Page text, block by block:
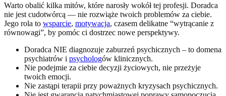
Warto obalić kilka mitów, które narosły wokół tej profesji. Doradca
nie jest cudotwórcą — nie rozwiąże twoich problemów za ciebie.
Jego rola to wsparcie, motywacja, czasem delikatne “wytrącanie z
równowagi”, by pomóc ci dostrzec nowe perspektywy.
Doradca NIE diagnozuje zaburzeń psychicznych – to domena
psychiatrów i psychologów klinicznych.
Nie podejmie za ciebie decyzji życiowych, nie przeżyje
twoich emocji.
Nie zastąpi terapii przy poważnych kryzysach psychicznych.